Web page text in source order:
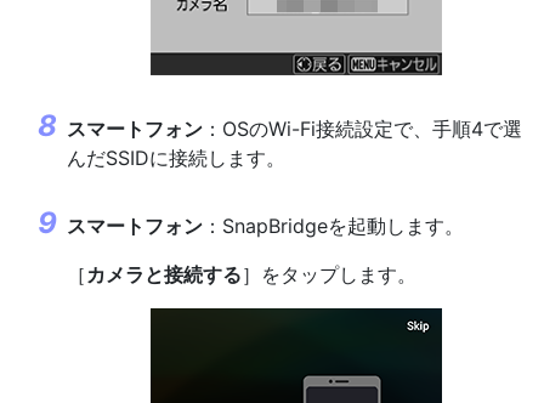
スマートフォン ：OSのWi-Fi接続設定で、手順4で選
んだSSIDに接続します。
スマートフォン ：SnapBridgeを起動します。
［ カメラと接続する］をタップします。